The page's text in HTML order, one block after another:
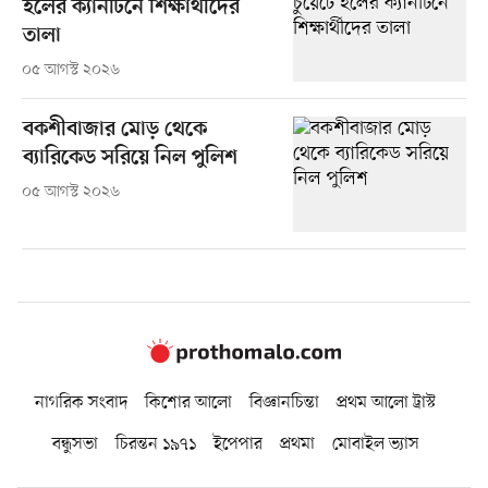
হলের ক্যানটিনে শিক্ষার্থীদের
তালা
০৫ আগস্ট ২০২৬
বকশীবাজার মোড় থেকে
ব্যারিকেড সরিয়ে নিল পুলিশ
০৫ আগস্ট ২০২৬
নাগরিক সংবাদ কিশোর আলো বিজ্ঞানচিন্তা
প্রথম আলো ট্রাস্ট
বন্ধুসভা
চিরন্তন ১৯৭১ ইপেপার প্রথমা মোবাইল ভ্যাস